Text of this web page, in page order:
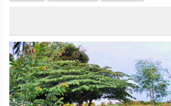
ค้นจากสถานีรถไฟฟ้า
ค้นตามจังหวัด
ค้นจากสถานศึกษา
พาร์
ท
เม้น